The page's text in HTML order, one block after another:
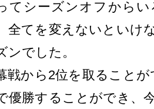
てシーズンオフから
全てを変えないといけ
ンでした。
戦から2位を取ること
優勝することができ、